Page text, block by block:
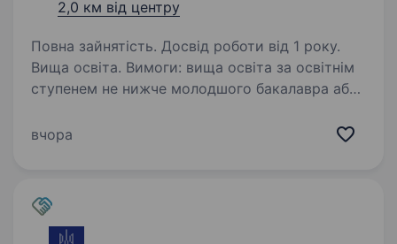
2,0 км від центру
Повна зайнятість. Досвід роботи від 1 року.
Вища освіта. Вимоги: вища освіта за освітнім
ступенем не нижче молодшого бакалавра або
України; Закон України «Про запобігання
вчора